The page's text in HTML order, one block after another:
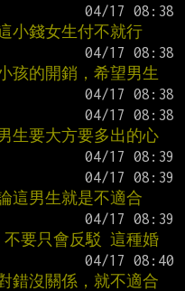
小錢女生付不就行
孩的開銷，希望男生
生要大方要多出的心
這男生就是不適合
要只會反駁 這種婚
錯沒關係，就不適合